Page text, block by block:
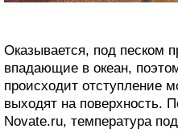
Оказывается, под песком
впадающие в океан,
происходит отступление
выходят на поверхность.
Novate.ru, температура